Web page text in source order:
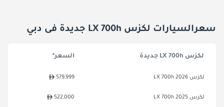
سعرالسيارات لكزس LX 700h جديدة فى دبي
لكزس LX 700h جديدة السعر*
لكزس LX 700h 2026 579,999
لكزس LX 700h 2025 522,000